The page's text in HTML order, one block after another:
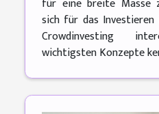
sich für das
Crowdinvesting
wichtigsten Konzepte